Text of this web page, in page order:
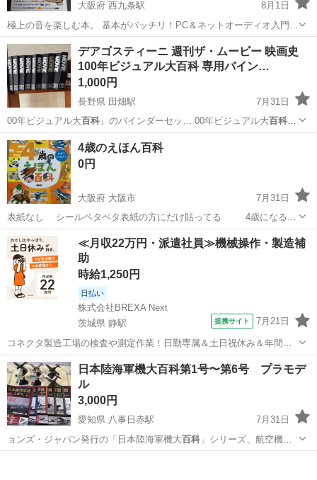
大阪府 西九条駅
8月1日
極上の音を楽しむ本。 基本がバッチリ！PC＆ネットオーディオ入門ガ
イド プロが推奨する魅惑のコンポセット16 スラスラわかるオーディオ
Q&A アナログを満喫！レコードプレーヤー”極楽”ガイド など、これ一
冊でオーデ...
大阪 大阪市 西九条駅 楽譜、音楽書
デアゴスティーニ 週刊ザ・ムービー 映画史
100年ビジュアル大百科 専用バイン…
1,000円
長野県 田畑駅
7月31日
00年ビジュアル大百科』のバインダーセッ… 00年ビジュアル大百科
（デアゴスティーニ…
長野 伊那市 田畑駅 雑誌
4歳のえほん百科
0円
大阪府 大阪市
7月31日
表紙なし シールペタペタ表紙の方にだけ貼ってる 4歳になると
これなぁに？！が増えてくる時期 のおすすめの本です。
大阪 大阪市 キッズ用品 百科
≪月収22万円・派遣社員≫機械操作・製造補
助
時給1,250円
日払い
株式会社BREXA Next
茨城県 静駅
提携サイト 7月21日
コネクタ製造工場の検査や測定作業！日勤専属＆土日祝休み＆年間休
日128日★クリーンルーム内作業★マイカー通勤OK＆無料駐車場あり
★就業先食堂利用可！日払い制度あり！《茨城県常陸大宮市》 人気の
工場のお仕事 ◇コネクタ製造工...
茨城 常陸大宮市 静駅 その他
日本陸海軍機大百科第1号〜第6号 プラモデ
ル
3,000円
愛知県 八事日赤駅
7月31日
ョンズ・ジャパン発行の「日本陸海軍機大百科」シリーズ、航空機モ
デル付きマガジン6…